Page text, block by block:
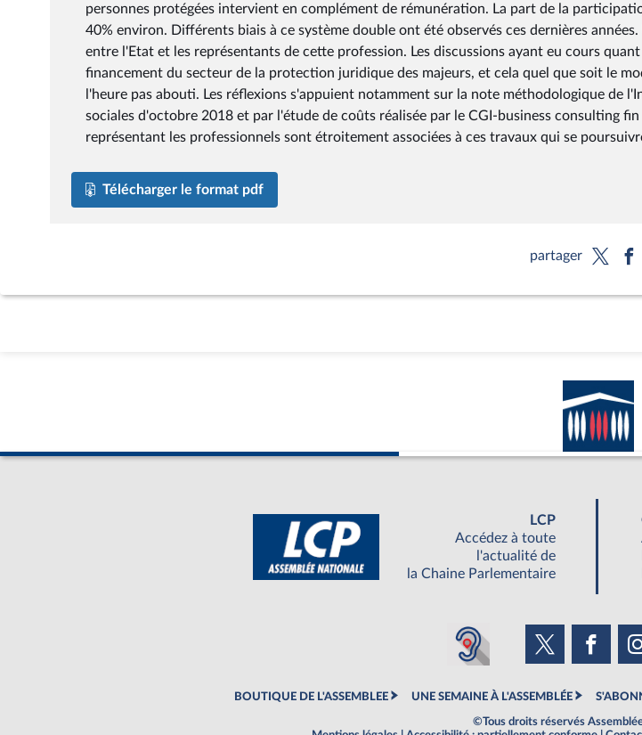
personnes protégées intervient en complément de rémunération. La part de la
40% environ. Différents biais à ce système double ont été observés ces dernières
entre l'Etat et les représentants de cette profession. Les discussions ayant eu cours
financement du secteur de la protection juridique des majeurs, et cela quel que soit le
l'heure pas abouti. Les réflexions s'appuient notamment sur la note méthodologique de
sociales d'octobre 2018 et par l'étude de coûts réalisée par le CGI-business consulting
représentant les professionnels sont étroitement associées à ces travaux qui se
Télécharger le format pdf
partager
LCP
Accédez à toute
l'actualité de
la Chaine Parlementaire
BOUTIQUE DE L'ASSEMBLEE UNE SEMAINE À L'ASSEMBLÉE
©Tous droits réservés